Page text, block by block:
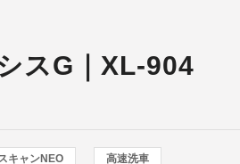
スG｜XL-904
キャンNEO 高速洗車